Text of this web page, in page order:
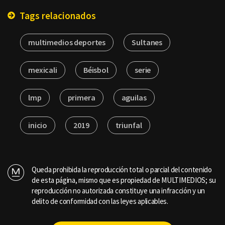
Tags relacionados
multimedios deportes Sultanes
mexicali Béisbol serie
lmp primera aguilas
inicio 2019 triunfal
Queda prohibida la reproducción total o parcial del contenido
de esta página, mismo que es propiedad de MULTIMEDIOS; su
reproducción no autorizada constituye una infracción y un
delito de conformidad con las leyes aplicables.